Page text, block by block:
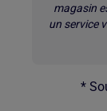
magasin
un service
*